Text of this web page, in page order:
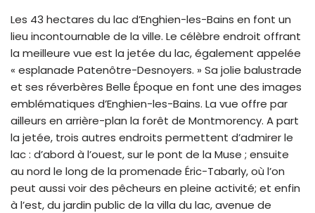
Les 43 hectares du lac d’Enghien-les-Bains en font un
lieu incontournable de la ville. Le célèbre endroit offrant
la meilleure vue est la jetée du lac, également appelée
« esplanade Patenôtre-Desnoyers. » Sa jolie balustrade
et ses réverbères Belle Époque en font une des images
emblématiques d’Enghien-les-Bains. La vue offre par
ailleurs en arrière-plan la forêt de Montmorency. A part
la jetée, trois autres endroits permettent d’admirer le
lac : d’abord à l’ouest, sur le pont de la Muse ; ensuite
au nord le long de la promenade Éric-Tabarly, où l’on
peut aussi voir des pêcheurs en pleine activité; et enfin
à l’est, du jardin public de la villa du lac, avenue de